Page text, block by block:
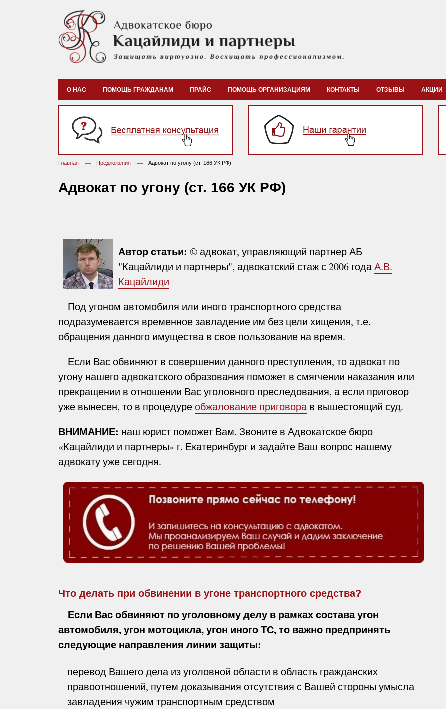
О НАС ПОМОЩЬ ГРАЖДАНАМ ПРАЙС ПОМОЩЬ ОРГАНИЗАЦИЯМ КОНТАКТЫ ОТЗЫВЫ АКЦИИ
Главная Предложения Адвокат по угону (ст. 166 УК РФ)
Адвокат по угону (ст. 166 УК РФ)
Автор статьи: © адвокат, управляющий партнер АБ
"Кацайлиди и партнеры", адвокатский стаж с 2006 годаА.В.
Кацайлиди
Под угоном автомобиля или иного транспортного средства
подразумевается временное завладение им без цели хищения, т.е.
обращения данного имущества в свое пользование на время.
Если Вас обвиняют в совершении данного преступления, то адвокат по
угону нашего адвокатского образования поможет в смягчении наказания или
прекращении в отношении Вас уголовного преследования, а если приговор
уже вынесен, то в процедуреобжалование приговорав вышестоящий суд.
ВНИМАНИЕ: наш юрист поможет Вам. Звоните в Адвокатское бюро
«Кацайлиди и партнеры» г. Екатеринбург и задайте Ваш вопрос нашему
адвокату уже сегодня.
Что делать при обвинении в угоне транспортного средства?
Если Вас обвиняют по уголовному делу в рамках состава угон
автомобиля, угон мотоцикла, угон иного ТС, то важно предпринять
следующие направления линии защиты:
перевод Вашего дела из уголовной области в область гражданских
правоотношений, путем доказывания отсутствия с Вашей стороны умысла
завладения чужим транспортным средством